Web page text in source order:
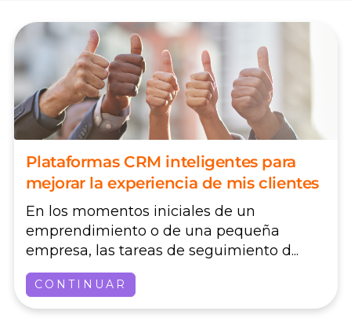
Plataformas CRM inteligentes para
mejorar la experiencia de mis clientes
En los momentos iniciales de un
emprendimiento o de una pequeña
empresa, las tareas de seguimiento d...
CONTINUAR